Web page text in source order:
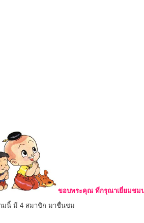
ขอบพระคุณ ที่กรุณาเยี่ยมชม
มนี้ มี 4 สมาชิก มาชื่นชม